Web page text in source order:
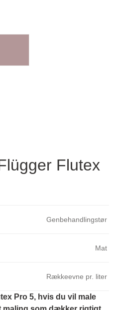
Flutex
Genbehandlingstør
Mat
Rækkeevne pr. liter
Pro 5, hvis du vil male